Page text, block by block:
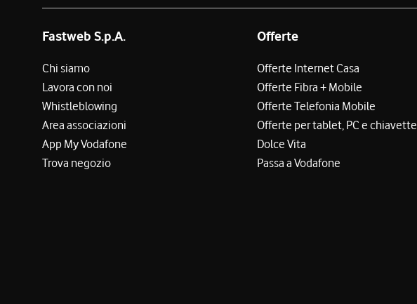
Fastweb S.p.A.
Chi siamo
Lavora con noi
Whistleblowing
Area associazioni
App My Vodafone
Trova negozio
Offerte
Offerte Internet Casa
Offerte Fibra + Mobile
Offerte Telefonia Mobile
Offerte per tablet, PC e chiavette
Dolce Vita
Passa a Vodafone